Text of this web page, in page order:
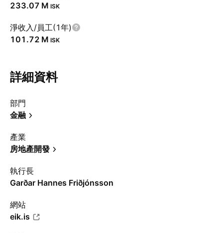
‪233.07 M‬ ISK
淨收入/員工(1年)
‪101.72 M‬ ISK
詳細資料
部門
金融
產業
房地產開發
執行長
Garðar Hannes Friðjónsson
網站
eik.is